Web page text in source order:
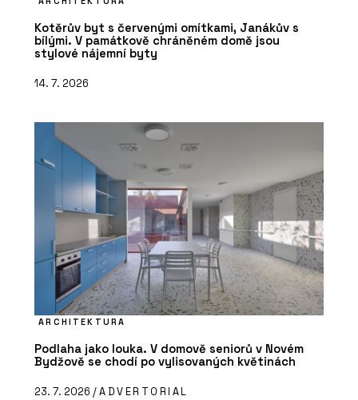
Kotěrův byt s červenými omítkami, Janákův s
bílými. V památkově chráněném domě jsou
stylové nájemní byty
14. 7. 2026
ARCHITEKTURA
Podlaha jako louka. V domově seniorů v Novém
Bydžově se chodí po vylisovaných květinách
23. 7. 2026 /ADVERTORIAL